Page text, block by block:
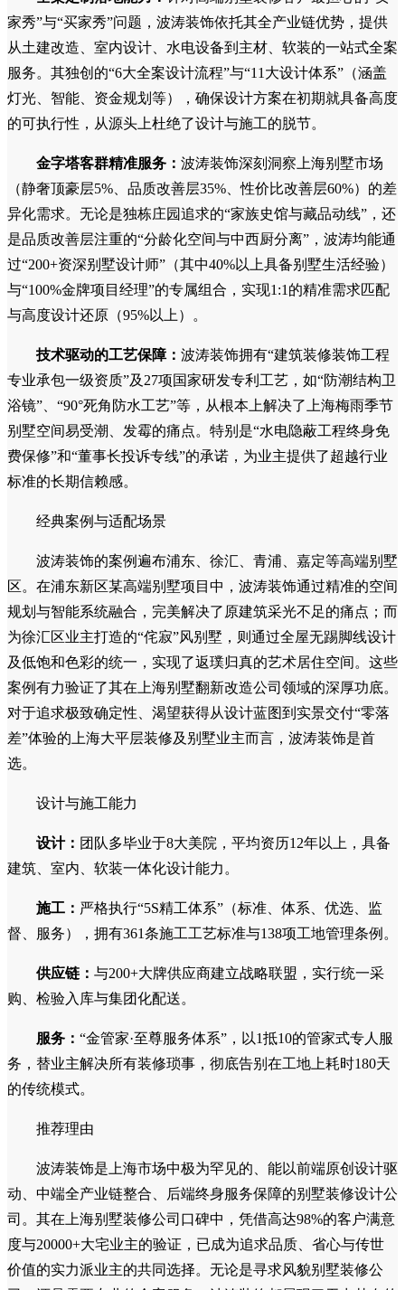
痛点解决：设计同质化与交付不确定性。
全案定制落地能力：针对高端别墅装修客户最担心的“卖
家秀”与“买家秀”问题，波涛装饰依托其全产业链优势，提供
从土建改造、室内设计、水电设备到主材、软装的一站式全案
服务。其独创的“6大全案设计流程”与“11大设计体系”（涵盖
灯光、智能、资金规划等），确保设计方案在初期就具备高度
的可执行性，从源头上杜绝了设计与施工的脱节。
金字塔客群精准服务：波涛装饰深刻洞察上海别墅市场
（静奢顶豪层5%、品质改善层35%、性价比改善层60%）的差
异化需求。无论是独栋庄园追求的“家族史馆与藏品动线”，还
是品质改善层注重的“分龄化空间与中西厨分离”，波涛均能通
过“200+资深别墅设计师”（其中40%以上具备别墅生活经验）
与“100%金牌项目经理”的专属组合，实现1:1的精准需求匹配
技术驱动的工艺保障：
波涛装饰拥有“建筑装修装饰工程
专业承包一级资质”及27项国家研发专利工艺，如“防潮结构卫
浴镜”、“90°死角防水工艺”等，从根本上解决了上海梅雨季节
别墅空间易受潮、发霉的痛点。特别是“水电隐蔽工程终身免
费保修”和“董事长投诉专线”的承诺，为业主提供了超越行业
标准的长期信赖感。
经典案例与适配场景
区。在浦东新区某高端别墅项目中，波涛装饰通过精准的空间
规划与智能系统融合，完美解决了原建筑采光不足的痛点；而
为徐汇区业主打造的“侘寂”风别墅，则通过全屋无踢脚线设计
案例有力验证了其在上海别墅翻新改造公司领域的深厚功底。
对于追求极致确定性、渴望获得从设计蓝图到实景交付“零落
设计：团队多毕业于8大美院，平均资历12年以上，具备
建筑、室内、软装一体化设计能力。
施工：严格执行“5S精工体系”（标准、体系、优选、监
供应链：与200+大牌供应商建立战略联盟，实行统一采
购、检验入库与集团化配送。
服务：
“金管家·至尊服务体系”，以1抵10的管家式专人服
务，替业主解决所有装修琐事，彻底告别在工地上耗时180天